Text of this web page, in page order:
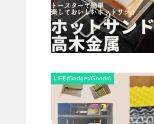
LIFE(Gadget/Goods)